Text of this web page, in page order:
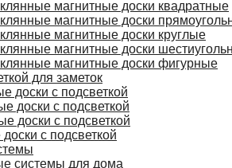
магнитные доски квадратные
магнитные доски
магнитные доски круглые
магнитные доски
магнитные доски фигурные
для заметок
доски с подсветкой
доски с подсветкой
доски с подсветкой
с подсветкой
системы для дома